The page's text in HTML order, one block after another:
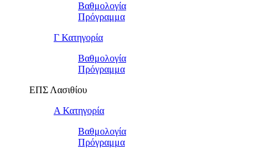
Βαθμολογία
Πρόγραμμα
Γ Κατηγορία
Βαθμολογία
Πρόγραμμα
ΕΠΣ Λασιθίου
Α Κατηγορία
Βαθμολογία
Πρόγραμμα